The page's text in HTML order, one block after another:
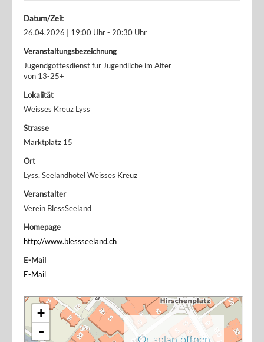
Datum/Zeit
26.04.2026 | 19:00 Uhr - 20:30 Uhr
Veranstaltungsbezeichnung
Jugendgottesdienst für Jugendliche im Alter
von 13-25+
Lokalität
Weisses Kreuz Lyss
Strasse
Marktplatz 15
Ort
Lyss, Seelandhotel Weisses Kreuz
Veranstalter
Verein BlessSeeland
Homepage
http://www.blessseeland.ch
E-Mail
E-Mail